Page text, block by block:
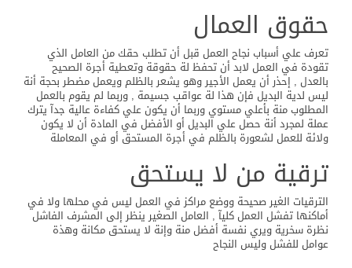
حقوق العمال
تعرف علي أسباب نجاح العمل قبل أن تطلب حقك من العامل الذي
تقودة في العمل لابد أن تحفظ لة حقوقة وتعطية أجرة الصحيح
بالعدل , إحذر أن يعمل الأجير وهو يشعر بالظلم ويعمل مضطر بحجة أنة
ليس لدية البديل فإن هذا لة عواقب جسيمة , وربما لم يقوم بالعمل
المطلوب منة بأعلي مستوي وربما أن يكون علي كفاءة عالية جدآ يترك
عملة لمجرد أنة حصل علي البديل أو الأفضل في المادة أن لا يكون
ولائة للعمل لشعورة بالظلم في أجرة المستحق أو في المعاملة
ترقية من لا يستحق
الترقيات الغير صحيحة ووضع مراكز في العمل ليس في محلها ولا في
أماكنها تفشل العمل كليآ , العامل الصغير ينظر إلى المشرف الفاشل
نظرة سخرية ويري نفسة أفضل منة وإنة لا يستحق مكانة وهذة
عوامل للفشل وليس النجاح